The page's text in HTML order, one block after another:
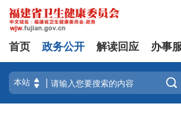
首页 政务公开 解读回应 办事
